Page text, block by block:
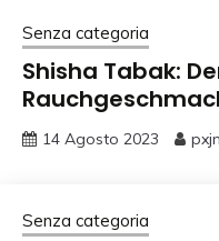
Senza categoria
Shisha Tabak:
14 Agosto 2023
Senza categoria